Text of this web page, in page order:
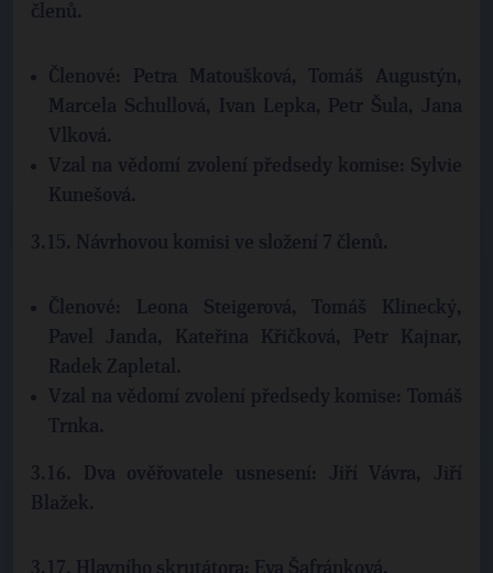
členů.
Členové: Petra Matoušková, Tomáš Augustýn,
Marcela Schullová, Ivan Lepka, Petr Šula, Jana
Vlková.
Vzal na vědomí zvolení předsedy komise: Sylvie
Kunešová.
3.15. Návrhovou komisi ve složení 7 členů.
Členové: Leona Steigerová, Tomáš Klinecký,
Pavel Janda, Kateřina Křičková, Petr Kajnar,
Radek Zapletal.
Vzal na vědomí zvolení předsedy komise: Tomáš
Trnka.
3.16. Dva ověřovatele usnesení: Jiří Vávra, Jiří
Blažek.
3.17. Hlavního skrutátora: Eva Šafránková.